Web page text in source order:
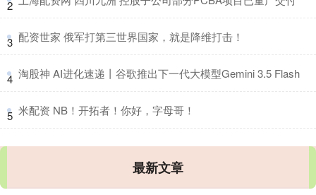
2
3 ​配资世家 俄军打第三世界国家，就是降维打击！
4 ​淘股神 AI进化速递丨谷歌推出下一代大模型Gemini 3.5 Flash
5 ​米配资 NB！开拓者！你好，字母哥！
最新文章